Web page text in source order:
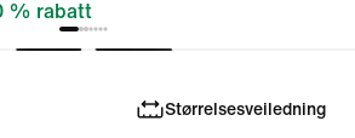
% rabatt
Størrelsesveiledning